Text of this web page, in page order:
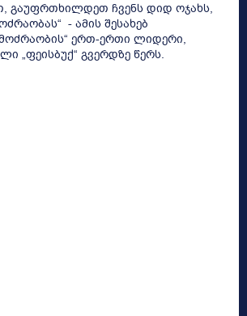
გაუფრთხილდეთ ჩვენს დიდ ოჯახს,
- ამის შესახებ
ერთ-ერთი ლიდერი,
„ფეისბუქ“ გვერდზე წერს.